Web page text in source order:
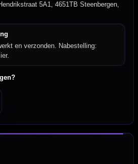
5A1, 4651TB Steenbergen,
en verzonden. Nabestelling: